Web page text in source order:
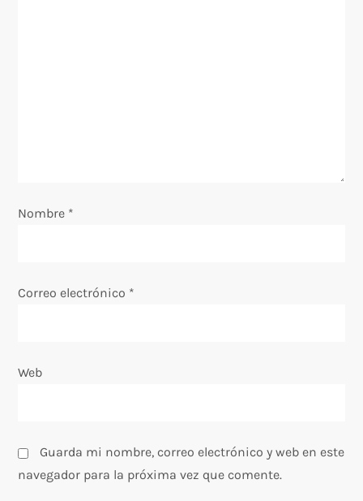
n
r
d
s
Nombre *
Correo electrónico *
Web
Guarda mi nombre, correo electrónico y web en este
navegador para la próxima vez que comente.